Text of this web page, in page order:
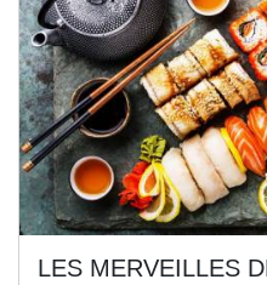
LES MERVEILLES